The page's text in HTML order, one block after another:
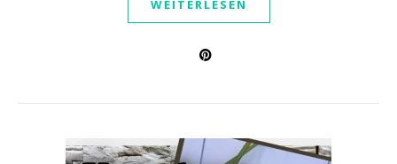
WEITERLESEN